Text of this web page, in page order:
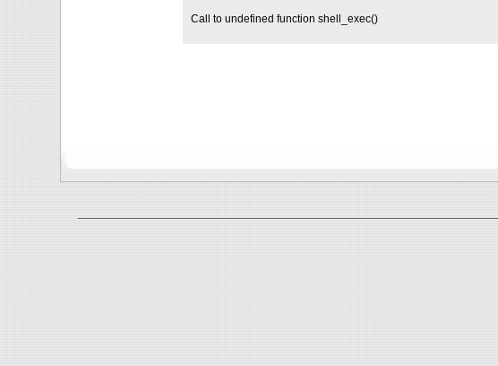
Call to undefined function shell_exec()